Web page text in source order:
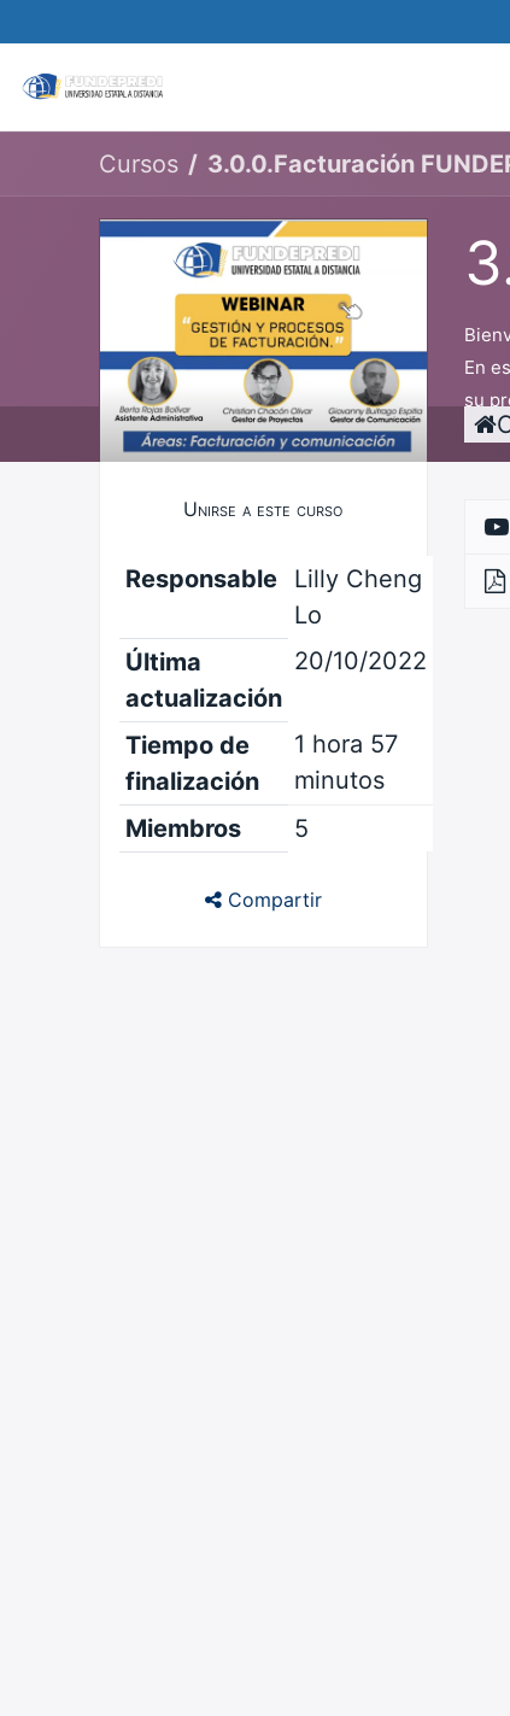
Cursos 3.0.0.Facturación
En
su
Unirse a este curso
Responsable
Lilly Cheng
Lo
Última
actualización
20/10/2022
Tiempo de
finalización
1 hora 57
minutos
Miembros
5
Compartir